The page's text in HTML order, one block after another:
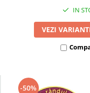
IN
VEZI
-50%